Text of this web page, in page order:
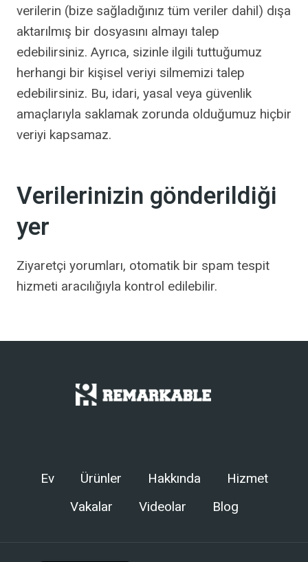
verilerin (bize sağladığınız tüm veriler dahil) dışa
aktarılmış bir dosyasını almayı talep
edebilirsiniz. Ayrıca, sizinle ilgili tuttuğumuz
herhangi bir kişisel veriyi silmemizi talep
edebilirsiniz. Bu, idari, yasal veya güvenlik
amaçlarıyla saklamak zorunda olduğumuz hiçbir
veriyi kapsamaz.
Verilerinizin gönderildiği
yer
Ziyaretçi yorumları, otomatik bir spam tespit
hizmeti aracılığıyla kontrol edilebilir.
Ev Ürünler Hakkında
Hizmet
Vakalar
Videolar Blog
French
Arabic